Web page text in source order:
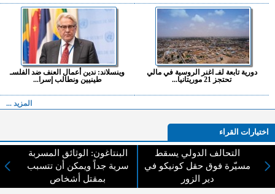
دورية تابعة لفـ اغنر الروسية في مالي
تحتجز 21 موريتانيا...
وينسلاند: ندين أعمال العنف ضد الفلسـ
طينيين ونطالب إسرا...
المزيد ...
اختيارات القراء
التحالف الدولي يسقط
مسيّرة فوق حقل كونيكو في
دير الزور
البنتاغون: الوثائق المسربة
سرية جداً ويمكن أن تتسبب
بمقتل أشخاص